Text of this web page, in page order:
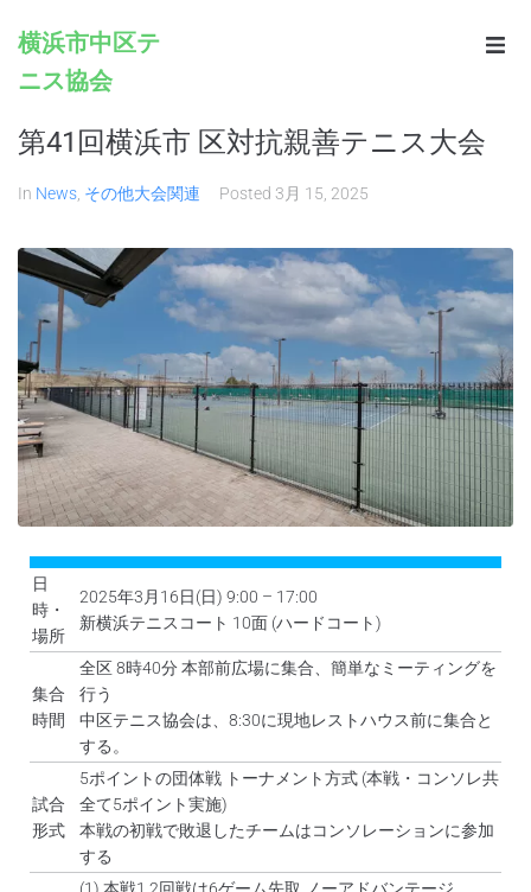
横浜市中区テ
ニス協会
Infomation
Registration
Contacts
Links
第41回横浜市 区対抗親善テニス大会
In News その他大会関連 Posted 3月 15, 2025
日
時・
場所
2025年3月16日(日) 9:00 – 17:00
新横浜テニスコート 10面 (ハードコート)
集合
時間
全区 8時40分 本部前広場に集合、簡単なミーティングを
行う
中区テニス協会は、8:30に現地レストハウス前に集合と
する。
試合
形式
5ポイントの団体戦 トーナメント方式 (本戦・コンソレ共
全て5ポイント実施)
本戦の初戦で敗退したチームはコンソレーションに参加
する